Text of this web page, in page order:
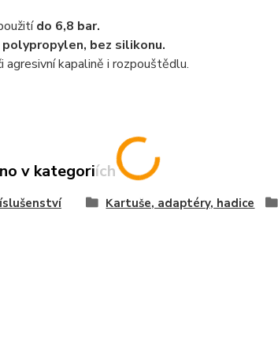
do 6,8 bar.
bez silikonu.
agresivní kapalině i rozpouštědlu.
v kategoriích
Kartuše, adaptéry, hadice